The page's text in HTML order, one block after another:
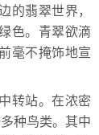
的翡翠世界，
色。青翠欲滴
毫不掩饰地宣
转站。在浓密
种鸟类。其中